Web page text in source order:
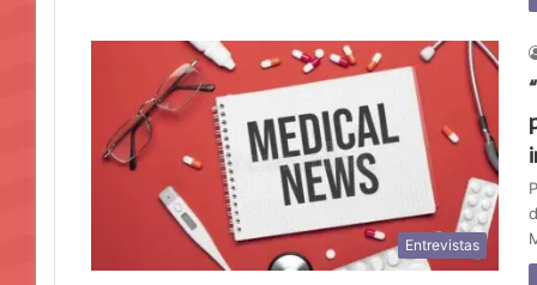
Entrevistas